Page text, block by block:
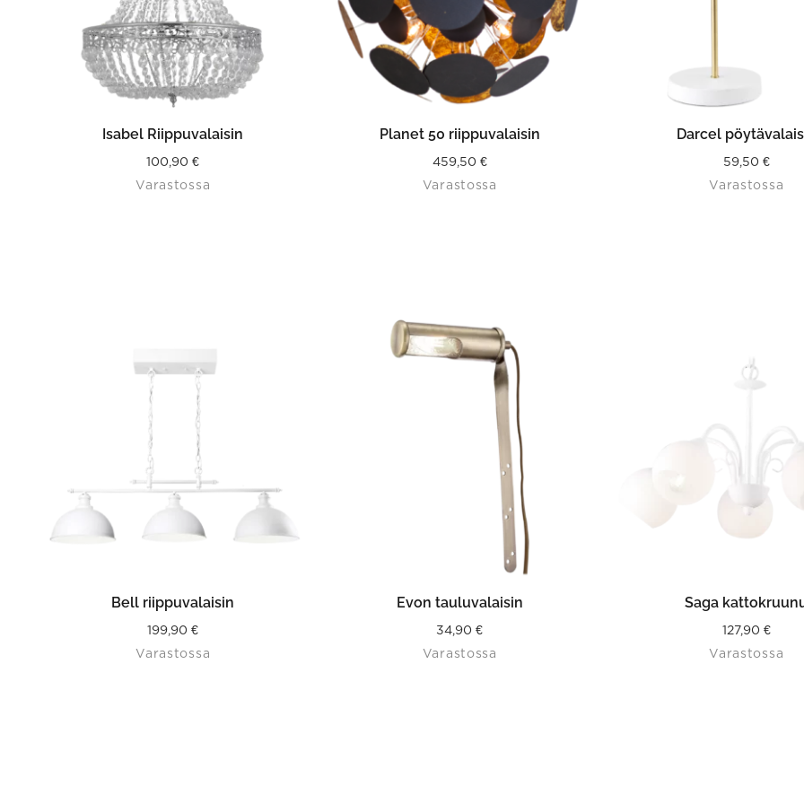
LISÄÄ OSTOSKORIIN
Isabel Riippuvalaisin
100,90€
Varastossa
LISÄÄ OSTOSKORIIN
Planet 50 riippuvalaisin
459,50 €
Varastossa
LISÄÄ
Darcel
59,50 €
Varastossa
LISÄÄ OSTOSKORIIN
Bell riippuvalaisin
199,90€
Varastossa
LISÄÄ OSTOSKORIIN
Evon tauluvalaisin
34,90€
Varastossa
LISÄÄ
Saga
127,90 €
Varastossa